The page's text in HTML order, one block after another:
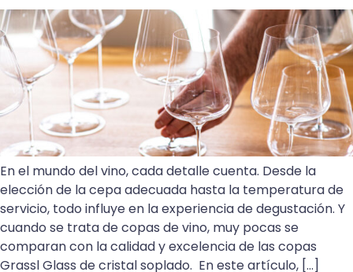
En el mundo del vino, cada detalle cuenta. Desde la
elección de la cepa adecuada hasta la temperatura de
servicio, todo influye en la experiencia de degustación. Y
cuando se trata de copas de vino, muy pocas se
comparan con la calidad y excelencia de las copas
Grassl Glass de cristal soplado. En este artículo, […]